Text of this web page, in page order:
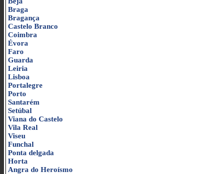
Braga
Bragança
Castelo Branco
Coimbra
Évora
Faro
Guarda
Leiria
Lisboa
Portalegre
Porto
Santarém
Setúbal
Viana do Castelo
Vila Real
Viseu
Funchal
Ponta delgada
Horta
Angra do Heroísmo